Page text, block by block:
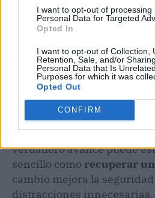
I want to opt-out of processing
Personal Data for Targeted
Opted In
I want to opt-out of Collection,
Retention, Sale, and/or
Personal Data that Is
Purposes for which it was
Opted Out
CONFIRM
mercado. Esta vez, la
lados,organismos de
Quizá no volvamos a los
años noventa, pero todo
será híbrido.
Y es curioso, después de
innovación con más
verdadero avance puede
sencillo como recuperar
cambio mejora la
distracciones innecesarias,